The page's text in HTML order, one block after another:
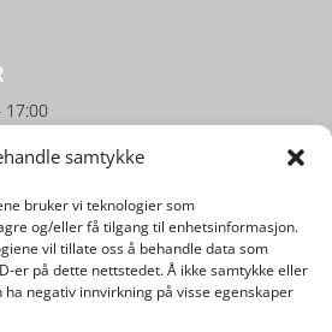
samtykke
bruker vi teknologier som
og/eller få tilgang til enhetsinformasjon.
vil tillate oss å behandle data som
er på dette nettstedet. Å ikke samtykke eller
negativ innvirkning på visse egenskaper
17:00